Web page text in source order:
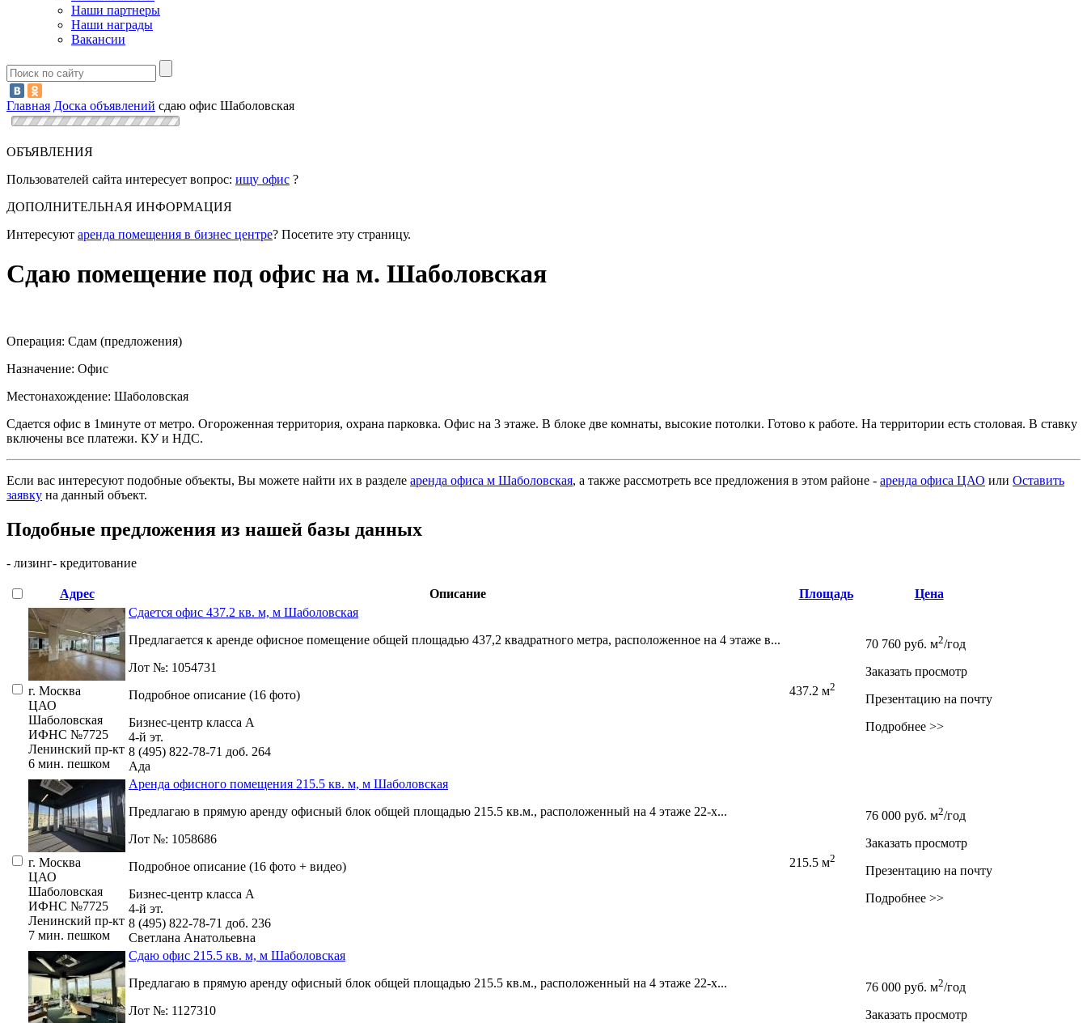
Наши партнеры
Наши награды
Вакансии
Главная Доска объявлений сдаю офис Шаболовская
ОБЪЯВЛЕНИЯ
Пользователей сайта интересует вопрос: ищу офис ?
ДОПОЛНИТЕЛЬНАЯ ИНФОРМАЦИЯ
Интересуют аренда помещения в бизнес центре? Посетите эту страницу.
Сдаю помещение под офис на м. Шаболовская
Операция: Сдам (предложения)
Назначение: Офис
Местонахождение: Шаболовская
Сдается офис в 1минуте от метро. Огороженная территория, охрана парковка. Офис на 3 этаже. В блоке две комнаты, высокие потолки. Готово к работе. На территории есть столовая. В ставку
включены все платежи. КУ и НДС.
Если вас интересуют подобные объекты, Вы можете найти их в разделе аренда офиса м Шаболовская, а также рассмотреть все предложения в этом районе - аренда офиса ЦАО или Оставить
заявку на данный объект.
Подобные предложения из нашей базы данных
- лизинг- кредитование
Адрес Описание Площадь Цена
г. Москва
ЦАО
Шаболовская
ИФНС №7725
Ленинский пр-кт
6 мин. пешком
Сдается офис 437.2 кв. м, м Шаболовская
Предлагается к аренде офисное помещение общей площадью 437,­2 квадратного метра,­ расположенное на 4 этаже в...
Лот №: 1054731
Подробное описание (16 фото)
Бизнес-центр класса А
4-й эт.
8 (495) 822-78-71 доб. 264
Ада
437.2 м2
70 760 руб. м2/год
Заказать просмотр
Презентацию на почту
Подробнее >>
г. Москва
ЦАО
Шаболовская
ИФНС №7725
Ленинский пр-кт
7 мин. пешком
Аренда офисного помещения 215.5 кв. м, м Шаболовская
Предлагаю в прямую аренду офисный блок общей площадью 215.5 кв.м.,­ расположенный на 4 этаже 22-х...
Лот №: 1058686
Подробное описание (16 фото + видео)
Бизнес-центр класса А
4-й эт.
8 (495) 822-78-71 доб. 236
Светлана Анатольевна
215.5 м2
76 000 руб. м2/год
Заказать просмотр
Презентацию на почту
Подробнее >>
Сдаю офис 215.5 кв. м, м Шаболовская
Предлагаю в прямую аренду офисный блок общей площадью 215.5 кв.м.,­ расположенный на 4 этаже 22-х...
Лот №: 1127310
76 000 руб. м2/год
Заказать просмотр